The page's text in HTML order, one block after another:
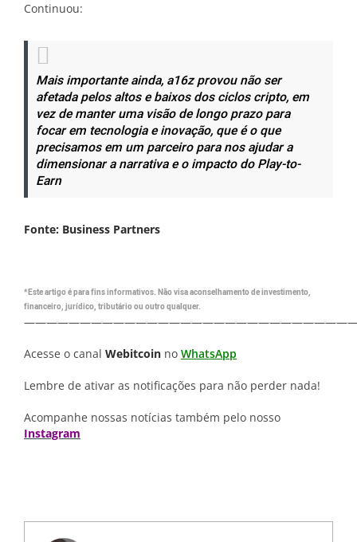
Continuou:
Mais importante ainda, a16z provou não ser
afetada pelos altos e baixos dos ciclos cripto, em
vez de manter uma visão de longo prazo para
focar em tecnologia e inovação, que é o que
precisamos em um parceiro para nos ajudar a
dimensionar a narrativa e o impacto do Play-to-
Earn
Fonte: Business Partners
*Este artigo é para fins informativos. Não visa aconselhamento de investimento,
financeiro, jurídico, tributário ou outro qualquer.
Acesse o canal Webitcoin no WhatsApp
Lembre de ativar as notificações para não perder nada!
Acompanhe nossas notícias também pelo nosso
Instagram